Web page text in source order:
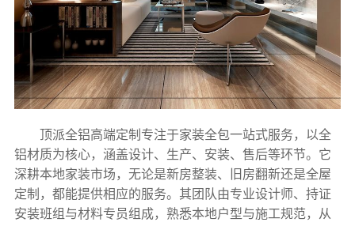
顶派全铝高端定制专注于家装全包一站式服务，以全
铝材质为核心，涵盖设计、生产、安装、售后等环节。它
深耕本地家装市场，无论是新房整装、旧房翻新还是全屋
定制，都能提供相应的服务。其团队由专业设计师、持证
安装班组与材料专员组成，熟悉本地户型与施工规范，从